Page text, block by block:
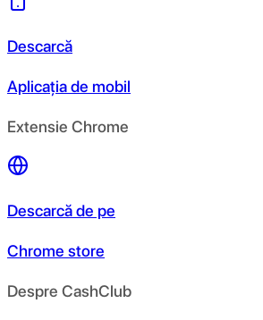
Descarcă
Aplicația de mobil
Extensie Chrome
Descarcă de pe
Chrome store
Despre CashClub